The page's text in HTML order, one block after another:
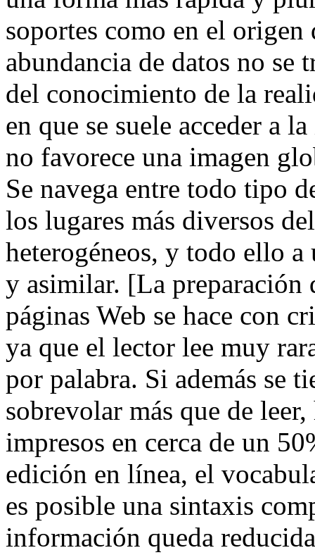
soportes como en el
abundancia de datos no se
del conocimiento de la
en que se suele acceder a
no favorece una imagen
Se navega entre todo tipo
los lugares más diversos
heterogéneos, y todo ello
y asimilar. [La preparación
páginas Web se hace con
ya que el lector lee muy
por palabra. Si además se
sobrevolar más que de
impresos en cerca de un
edición en línea, el
es posible una sintaxis
información queda